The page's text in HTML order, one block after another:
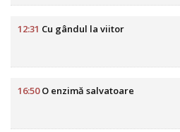
12:31 Cu gândul la viitor
16:50O enzimă salvatoare